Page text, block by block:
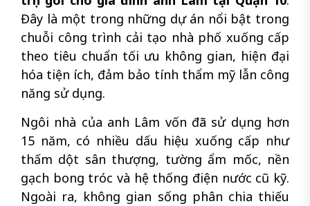
Đây là một trong những dự án nổi bật trong
chuỗi công trình cải tạo nhà phố xuống cấp
theo tiêu chuẩn tối ưu không gian, hiện đại
hóa tiện ích, đảm bảo tính thẩm mỹ lẫn công
năng sử dụng.
Ngôi nhà của anh Lâm vốn đã sử dụng hơn
15 năm, có nhiều dấu hiệu xuống cấp như
thấm dột sân thượng, tường ẩm mốc, nền
gạch bong tróc và hệ thống điện nước cũ kỹ.
Ngoài ra, không gian sống phân chia thiếu